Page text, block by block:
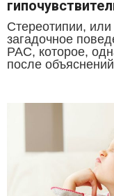
Стереотипии,
загадочное
РАС, которое,
после